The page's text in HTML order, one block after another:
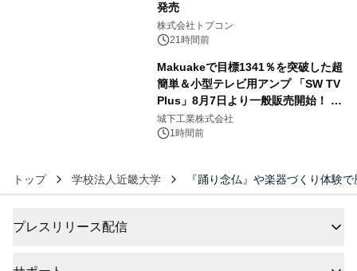
発売
株式会社トプコン
21時間前
Makuakeで目標1341％を突破した超
簡単＆小型テレビ用アンプ 「SW TV
Plus」8月7日より一般販売開始！ ケ
ーブル1本つなぐだけ、テレビの音が
ぐっと豊かに
城下工業株式会社
1時間前
トップ 学校法人近畿大学 『踊り念仏』や楽器づくり体験
プレスリリース配信